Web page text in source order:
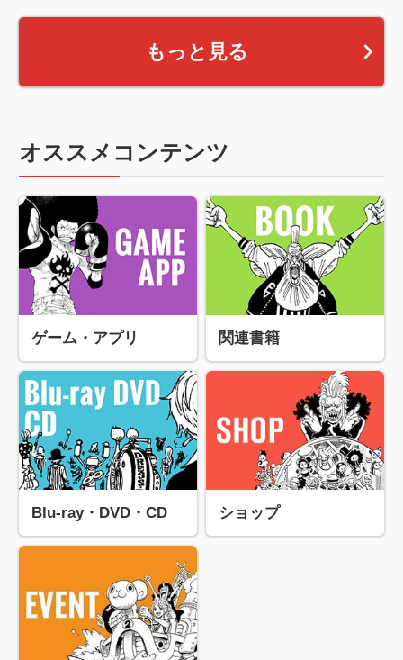
もっと見る
オススメコンテンツ
ゲーム・アプリ 関連書籍
Blu-ray・DVD・CD ショップ